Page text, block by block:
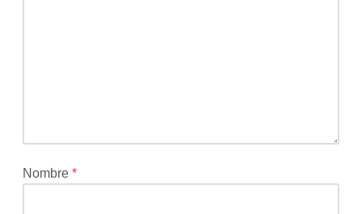
están
Nombre*